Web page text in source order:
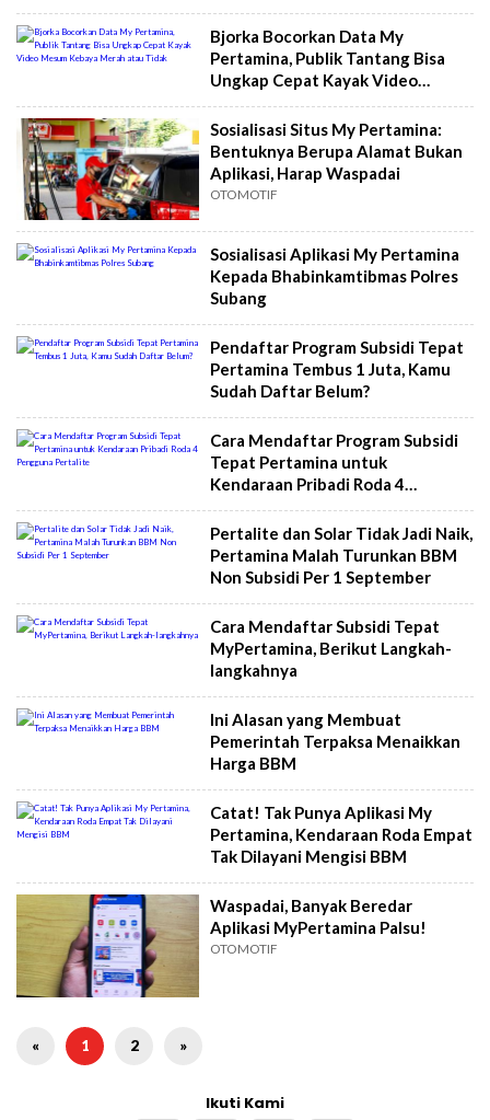
Bjorka Bocorkan Data My
Pertamina, Publik Tantang Bisa
Ungkap Cepat Kayak Video
Sosialisasi Situs My Pertamina:
Bentuknya Berupa Alamat Bukan
Aplikasi, Harap Waspadai
OTOMOTIF
Sosialisasi Aplikasi My Pertamina
Kepada Bhabinkamtibmas Polres
Subang
Pendaftar Program Subsidi Tepat
Pertamina Tembus 1 Juta, Kamu
Sudah Daftar Belum?
Cara Mendaftar Program Subsidi
Tepat Pertamina untuk
Kendaraan Pribadi Roda 4
Pengguna Pertalite
Pertalite dan Solar Tidak Jadi Naik,
Pertamina Malah Turunkan BBM
Non Subsidi Per 1 September
Cara Mendaftar Subsidi Tepat
MyPertamina, Berikut Langkah-
langkahnya
Ini Alasan yang Membuat
Pemerintah Terpaksa Menaikkan
Harga BBM
Catat! Tak Punya Aplikasi My
Pertamina, Kendaraan Roda Empat
Tak Dilayani Mengisi BBM
Waspadai, Banyak Beredar
Aplikasi MyPertamina Palsu!
OTOMOTIF
« 1 2 »
Ikuti Kami